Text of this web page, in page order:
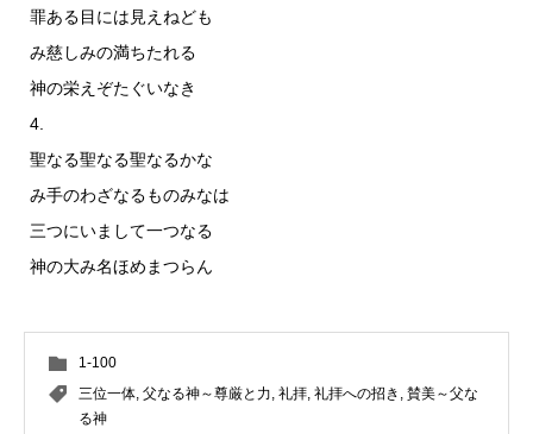
罪ある目には見えねども
み慈しみの満ちたれる
神の栄えぞたぐいなき
4.
聖なる聖なる聖なるかな
み手のわざなるものみなは
三つにいまして一つなる
神の大み名ほめまつらん
1-100
三位一体, 父なる神～尊厳と力, 礼拝, 礼拝への招き , 賛美～父な
る神